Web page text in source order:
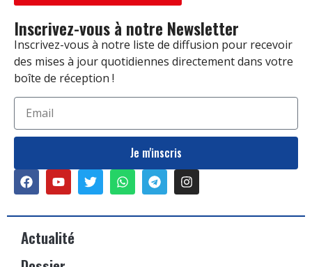
Inscrivez-vous à notre Newsletter
Inscrivez-vous à notre liste de diffusion pour recevoir
des mises à jour quotidiennes directement dans votre
boîte de réception !
Je m'inscris
Actualité